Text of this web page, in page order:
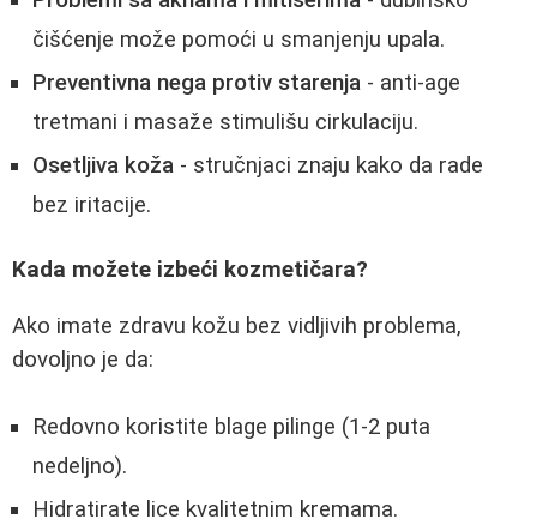
čišćenje može pomoći u smanjenju upala.
Preventivna nega protiv starenja - anti-age
tretmani i masaže stimulišu cirkulaciju.
Osetljiva koža - stručnjaci znaju kako da rade
bez iritacije.
Kada možete izbeći kozmetičara?
Ako imate zdravu kožu bez vidljivih problema,
dovoljno je da:
Redovno koristite blage pilinge (1-2 puta
nedeljno).
Hidratirate lice kvalitetnim kremama.